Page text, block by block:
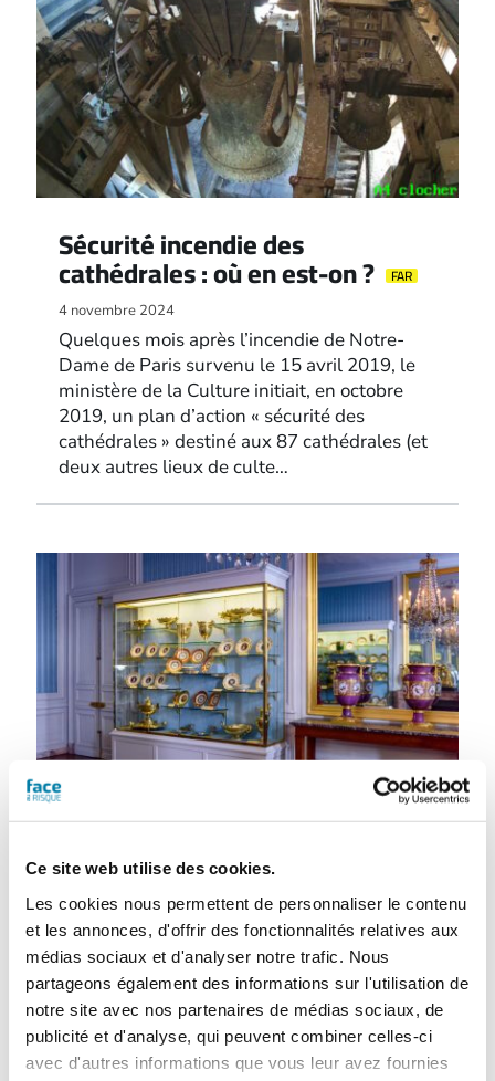
Ce site web utilise des cookies.
Les cookies nous permettent de personnaliser le contenu
et les annonces, d'offrir des fonctionnalités relatives aux
médias sociaux et d'analyser notre trafic. Nous
partageons également des informations sur l'utilisation de
notre site avec nos partenaires de médias sociaux, de
publicité et d'analyse, qui peuvent combiner celles-ci
avec d'autres informations que vous leur avez fournies
Sécurité incendie des
cathédrales : où en est-on ? FAR
4 novembre 2024
Quelques mois après l’incendie de Notre-
Dame de Paris survenu le 15 avril 2019, le
ministère de la Culture initiait, en octobre
2019, un plan d’action « sécurité des
cathédrales » destiné aux 87 cathédrales (et
deux autres lieux de culte…
Risque incendie : conception et
mise en œuvre du plan de
sauvegarde des biens culturels
FAR
La formation des acteurs au plan de
sauvegarde des biens culturels (PSBC)
devient un sujet incontournable. Les ateliers